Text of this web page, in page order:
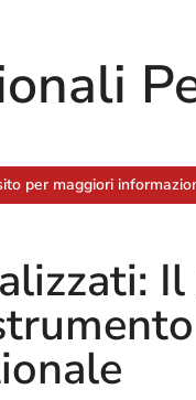
per maggiori